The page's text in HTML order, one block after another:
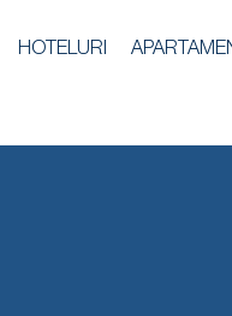
HOTELURI